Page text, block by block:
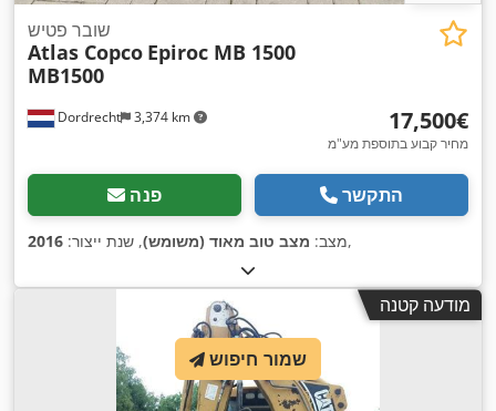
Dordrecht 3,374 km
שובר פטיש
Atlas Copco Epiroc MB 1500
MB1500
‏17,500 ‏€
מחיר קבוע בתוספת מע"מ
פנה התקשר
מצב: מצב טוב מאוד (משומש), שנת ייצור: 2016 ,
מודעה קטנה
שמור חיפוש